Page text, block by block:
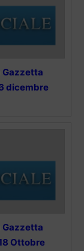
Gazzetta
dicembre
Gazzetta
Ottobre